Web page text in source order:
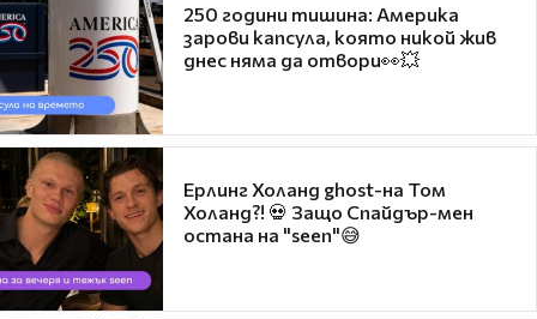
250 години тишина: Америка
зарови капсула, която никой жив
днес няма да отвори👀💥
Ерлинг Холанд ghost-на Том
Холанд?! 💀 Защо Спайдър-мен
остана на "seen"😅